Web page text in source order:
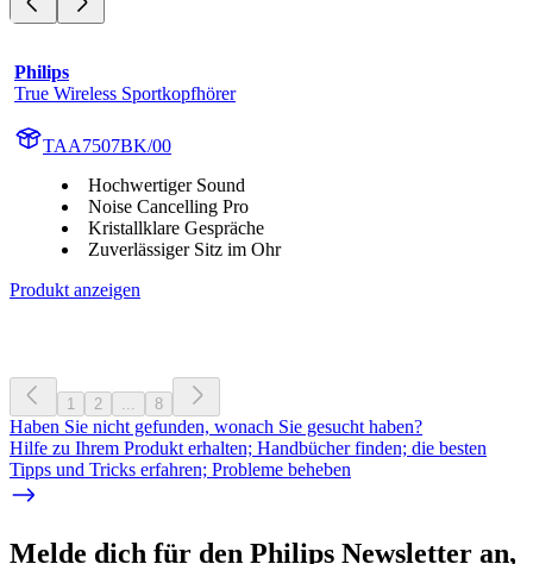
Philips
True Wireless Sportkopfhörer
TAA7507BK/00
Hochwertiger Sound
Noise Cancelling Pro
Kristallklare Gespräche
Zuverlässiger Sitz im Ohr
Produkt anzeigen
1 2 8
Haben Sie nicht gefunden, wonach Sie gesucht haben?
Hilfe zu Ihrem Produkt erhalten; Handbücher finden; die besten
Tipps und Tricks erfahren; Probleme beheben
Melde dich für den Philips Newsletter an,